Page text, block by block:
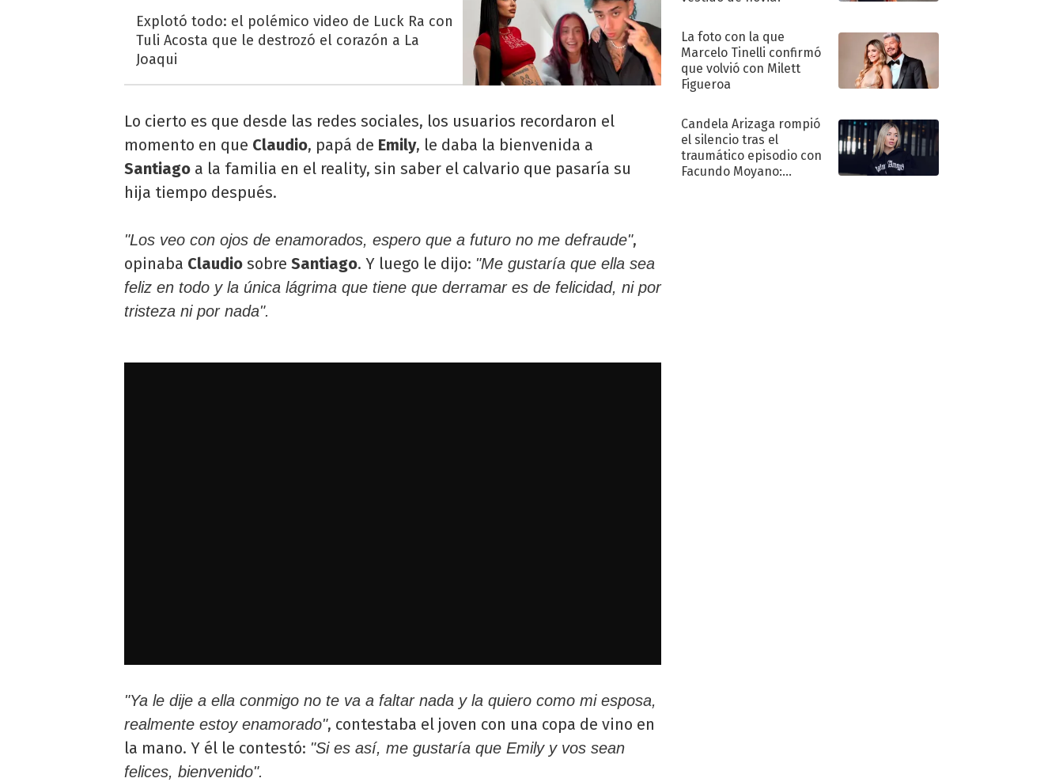
Explotó todo: el polémico video de Luck Ra con
Tuli Acosta que le destrozó el corazón a La
Joaqui
Lo cierto es que desde las redes sociales, los usuarios recordaron el
momento en que Claudio, papá de Emily, le daba la bienvenida a
Santiago a la familia en el reality, sin saber el calvario que pasaría su
hija tiempo después.
"Los veo con ojos de enamorados, espero que a futuro no me defraude",
opinaba Claudio sobre Santiago. Y luego le dijo: "Me gustaría que ella sea
feliz en todo y la única lágrima que tiene que derramar es de felicidad, ni por
tristeza ni por nada".
"Ya le dije a ella conmigo no te va a faltar nada y la quiero como mi esposa,
realmente estoy enamorado", contestaba el joven con una copa de vino en
la mano. Y él le contestó: "Si es así, me gustaría que Emily y vos sean
felices, bienvenido".
La foto con la que
Marcelo Tinelli confirmó
que volvió con Milett
Figueroa
Candela Arizaga rompió
el silencio tras el
traumático episodio con
Facundo Moyano: